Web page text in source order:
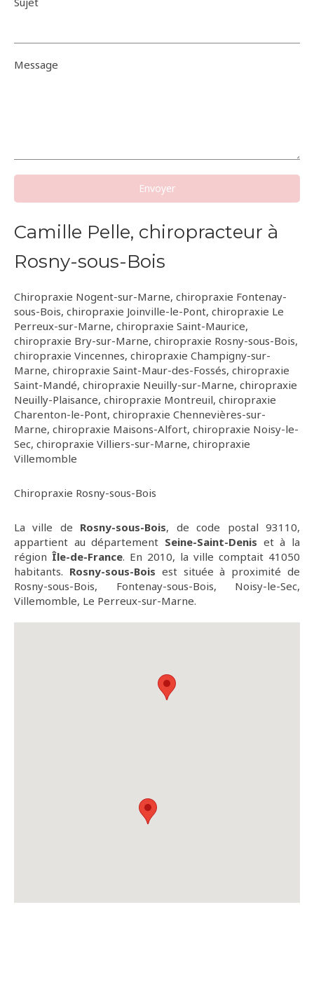
Message
Envoyer
Camille Pelle, chiropracteur à
Rosny-sous-Bois
Chiropraxie Nogent-sur-Marne, chiropraxie Fontenay-
sous-Bois, chiropraxie Joinville-le-Pont, chiropraxie Le
Perreux-sur-Marne, chiropraxie Saint-Maurice,
chiropraxie Bry-sur-Marne, chiropraxie Rosny-sous-Bois,
chiropraxie Vincennes, chiropraxie Champigny-sur-
Marne, chiropraxie Saint-Maur-des-Fossés, chiropraxie
Saint-Mandé, chiropraxie Neuilly-sur-Marne, chiropraxie
Neuilly-Plaisance, chiropraxie Montreuil, chiropraxie
Charenton-le-Pont, chiropraxie Chennevières-sur-
Marne, chiropraxie Maisons-Alfort, chiropraxie Noisy-le-
Sec, chiropraxie Villiers-sur-Marne, chiropraxie
Villemomble
Chiropraxie Rosny-sous-Bois
La ville de Rosny-sous-Bois, de code postal 93110,
appartient au département Seine-Saint-Denis et à la
région Île-de-France. En 2010, la ville comptait 41050
habitants. Rosny-sous-Bois est située à proximité de
Rosny-sous-Bois, Fontenay-sous-Bois, Noisy-le-Sec,
Villemomble, Le Perreux-sur-Marne.